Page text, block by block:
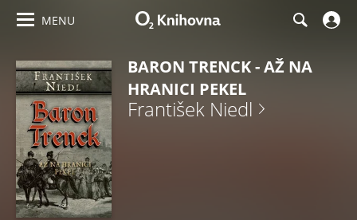
MENU
BARON TRENCK - AŽ NA
HRANICI PEKEL
František Niedl